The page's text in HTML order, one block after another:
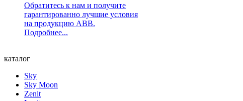
Обратитесь к нам и получите
гарантированно лучшие условия
на продукцию ABB.
Подробнее...
каталог
Sky
Sky Moon
Zenit